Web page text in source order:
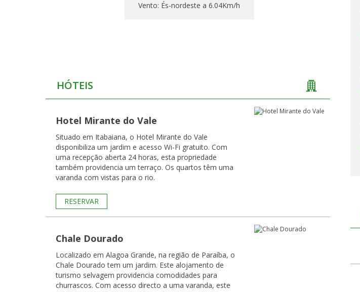
Vento: És-nordeste a 6.04Km/h
HÓTEIS
Hotel Mirante do Vale
Situado em Itabaiana, o Hotel Mirante do Vale
disponibiliza um jardim e acesso Wi-Fi gratuito. Com
uma recepção aberta 24 horas, esta propriedade
também providencia um terraço. Os quartos têm uma
varanda com vistas para o rio.
RESERVAR
Chale Dourado
Localizado em Alagoa Grande, na região de Paraíba, o
Chale Dourado tem um jardim. Este alojamento de
turismo selvagem providencia comodidades para
churrascos. Com acesso directo a uma varanda, este